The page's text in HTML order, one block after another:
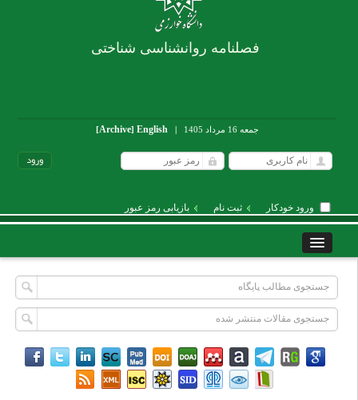
فصلنامه روانشناسی شناختی
جمعه 16 مرداد 1405 |
English
[Archive]
ورود خودکار ثبت نام بازیابی رمز عبور